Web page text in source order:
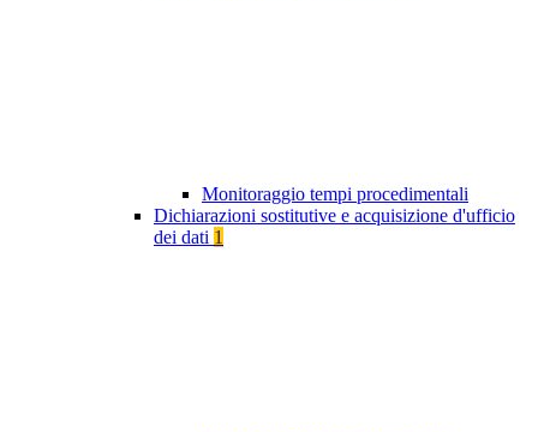
Monitoraggio tempi procedimentali
Dichiarazioni sostitutive e acquisizione d'ufficio
dei dati 1